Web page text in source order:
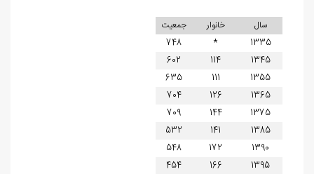
سال خانوار
جمعیت
1335
*
748
1345
114
602
1355
111
635
1365
126
704
1375
144
709
1385
141
532
1390
172
548
1395
166
454